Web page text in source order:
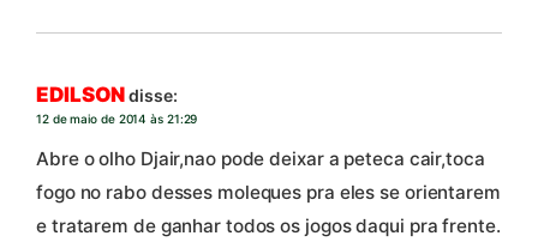
EDILSONdisse:
12 de maio de 2014 às 21:29
Abre o olho Djair,nao pode deixar a peteca cair,toca
fogo no rabo desses moleques pra eles se orientarem
e tratarem de ganhar todos os jogos daqui pra frente.